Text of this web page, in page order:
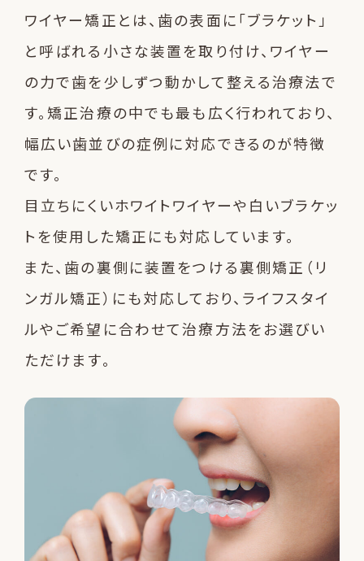
ワイヤー矯正とは、歯の表面に「ブラケット」
と呼ばれる小さな装置を取り付け、ワイヤー
の力で歯を少しずつ動かして整える治療法で
す。矯正治療の中でも最も広く行われており、
幅広い歯並びの症例に対応できるのが特徴
です。
目立ちにくいホワイトワイヤーや白いブラケッ
トを使用した矯正にも対応しています。
また、歯の裏側に装置をつける裏側矯正（リ
ンガル矯正）にも対応しており、ライフスタイ
ルやご希望に合わせて治療方法をお選びい
ただけます。